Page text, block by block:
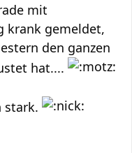
mit
krank gemeldet,
den ganzen
hat....
stark.